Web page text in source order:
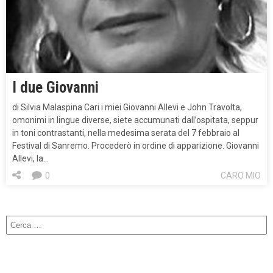
I due Giovanni
di Silvia Malaspina Cari i miei Giovanni Allevi e John Travolta,
omonimi in lingue diverse, siete accumunati dall’ospitata, seppur
in toni contrastanti, nella medesima serata del 7 febbraio al
Festival di Sanremo. Procederò in ordine di apparizione. Giovanni
Allevi, la…
CARO MIO
0